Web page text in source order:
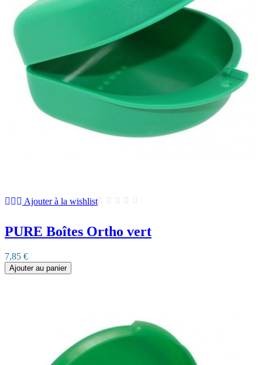
Ajouter à la wishlist
PURE Boîtes Ortho vert
7,85 €
Ajouter au panier